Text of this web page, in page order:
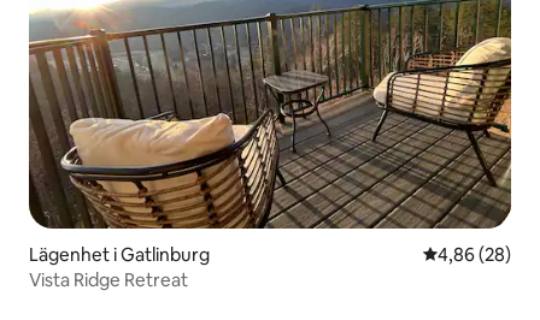
Lägenhet i Gatlinburg 4,86 av 5 i
4,86 (28)
Vista Ridge Retreat